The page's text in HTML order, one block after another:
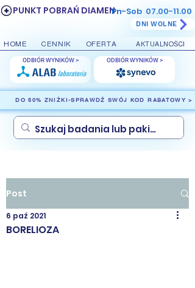
PUNKT POBRAŃ DIAMENPn-Sob 07.00-11.00
DNI WOLNE
HOME CENNIK OFERTA AKTUALNOŚCI
ODBIÓR WYNIKÓW > ODBIÓR WYNIKÓW >
DO 50% ZNIŻKI-SPRAWDŹ SWÓJ KOD RABATOWY >
Post
BORELIOZA
6 paź 2021